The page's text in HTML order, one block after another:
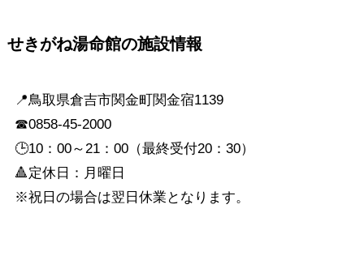
せきがね湯命館の施設情報
📍鳥取県倉吉市関金町関金宿1139
☎0858-45-2000
🕒10：00～21：00（最終受付20：30）
🔺定休日：月曜日
※祝日の場合は翌日休業となります。